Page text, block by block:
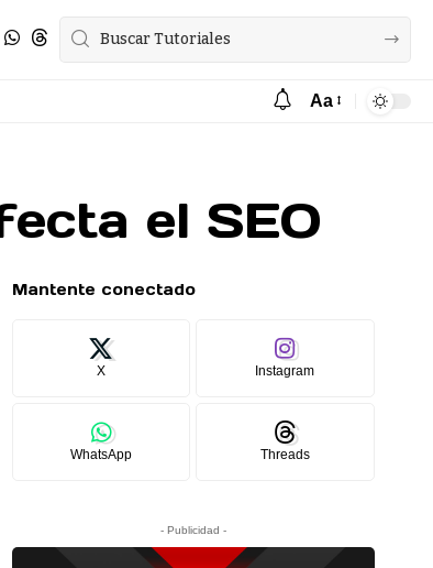
Aa
el SEO
Mantente conectado
X Instagram
WhatsApp Threads
- Publicidad -